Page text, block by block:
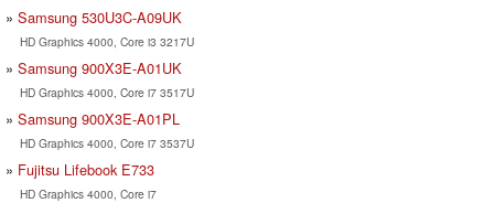
Samsung 530U3C-A09UK
HD Graphics 4000, Core i3 3217U
Samsung 900X3E-A01UK
HD Graphics 4000, Core i7 3517U
Samsung 900X3E-A01PL
HD Graphics 4000, Core i7 3537U
Fujitsu Lifebook E733
HD Graphics 4000, Core i7